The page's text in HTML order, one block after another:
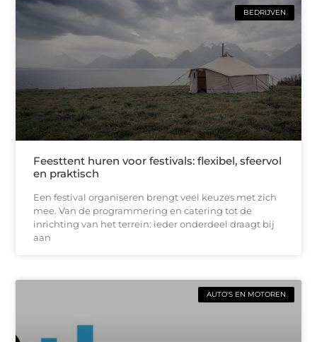
BEDRIJVEN
Feesttent huren voor festivals: flexibel, sfeervol
en praktisch
Een festival organiseren brengt veel keuzes met zich
mee. Van de programmering en catering tot de
inrichting van het terrein: ieder onderdeel draagt bij
aan
AUTO'S EN MOTOREN